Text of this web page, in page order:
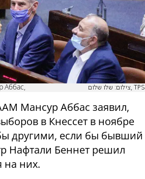
Аббас, צילום: שלו שלום, TPS
Мансур Аббас заявил,
в Кнессет в ноябре
другими, если бы бывший
Нафтали Беннет решил
на них.